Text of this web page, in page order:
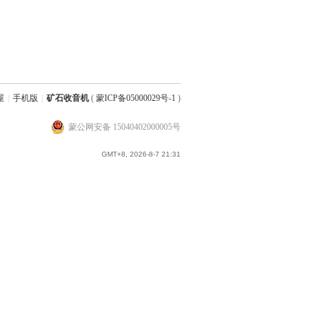
手机版 矿石收音机( 蒙ICP备05000029号-1 )
蒙公网安备 15040402000005号
GMT+8, 2026-8-7 21:31